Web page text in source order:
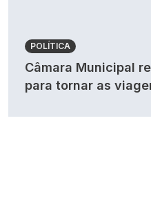
POLÍTICA
Câmara Municipal
para tornar as